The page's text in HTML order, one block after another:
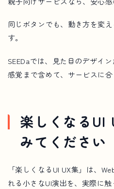
同じボタンでも、動き方を変
す。
SEEDaでは、見た目のデザイ
感覚まで含めて、サービスに合
楽しくなるUI
みてください
「楽しくなるUI UX集」は、
れる小さなUI演出を、実際に触